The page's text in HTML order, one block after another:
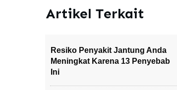
Artikel Terkait
Resiko Penyakit Jantung Anda
Meningkat Karena 13 Penyebab
Ini